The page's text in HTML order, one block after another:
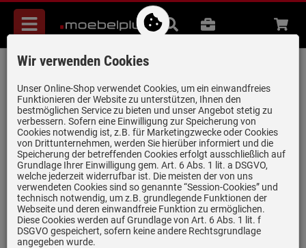
Menü
Suche
B2B Beratung
Villeroy & Boch Cisterna 45 Weiß (alpin)
- 6704 01 R1 Keramikspüle
Handbetätigung
Artikel-Nummer:19919916 | Herstellernummer:6704 01 R1 |
EAN:4022693581587
Wir verwenden Cookies
Unser Online-Shop verwendet Cookies, um ein einwandfreies
Funktionieren der Website zu unterstützen, Ihnen den
bestmöglichen Service zu bieten und unser Angebot stetig zu
verbessern. Sofern eine Einwilligung zur Speicherung von
Cookies notwendig ist, z.B. für Marketingzwecke oder Cookies
von Drittunternehmen, werden Sie hierüber informiert und die
Speicherung der betreffenden Cookies erfolgt ausschließlich auf
Grundlage Ihrer Einwilligung gem. Art. 6 Abs. 1 lit. a DSGVO,
welche jederzeit widerrufbar ist. Die meisten der von uns
verwendeten Cookies sind so genannte “Session-Cookies” und
technisch notwendig, um z.B. grundlegende Funktionen der
Webseite und deren einwandfreie Funktion zu ermöglichen.
Diese Cookies werden auf Grundlage von Art. 6 Abs. 1 lit. f
DSGVO gespeichert, sofern keine andere Rechtsgrundlage
angegeben wurde.